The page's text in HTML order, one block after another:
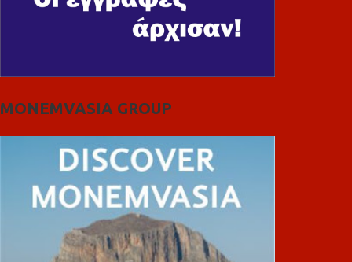
MONEMVASIA GROUP